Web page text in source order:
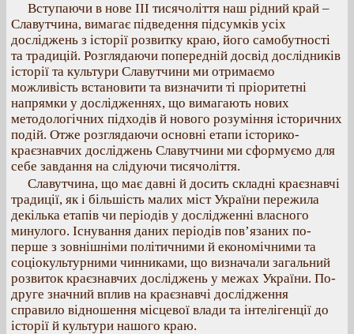
Вступаючи в нове ІІІ тисячоліття наш рідний край –
Славутчина, вимагає підведення підсумків усіх
досліджень з історії розвитку краю, його самобутності
та традицій. Розглядаючи попередній досвід дослідників
історії та культури Славутчини ми отримаємо
можливість встановити та визначити ті пріоритетні
напрямки у дослідженнях, що вимагають нових
методологічних підходів й нового розуміння історичних
подій. Отже розглядаючи основні етапи історико-
краєзнавчих досліджень Славутчини ми сформуємо для
себе завдання на слідуючи тисячоліття.
Славутчина, що має давні й досить складні краєзнавчі
традиції, як і більшість малих міст України пережила
декілька етапів чи періодів у дослідженні власного
минулого. Існування даних періодів пов’язаних по-
перше з зовнішніми політичними й економічними та
соціокультурними чинниками, що визначали загальний
розвиток краєзнавчих досліджень у межах України. По-
друге значний вплив на краєзнавчі дослідження
справило відношення місцевої влади та інтелігенції до
історії й культури нашого краю.